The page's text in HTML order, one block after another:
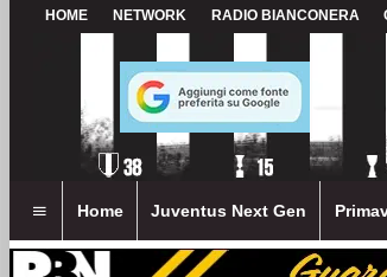
HOME NETWORK RADIO BIANCONERA
Home Juventus Next Gen